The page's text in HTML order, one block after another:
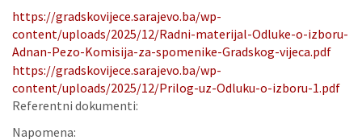
https://gradskovijece.sarajevo.ba/wp-
content/uploads/2025/12/Radni-materijal-Odluke-o-izboru-
Adnan-Pezo-Komisija-za-spomenike-Gradskog-vijeca.pdf
https://gradskovijece.sarajevo.ba/wp-
content/uploads/2025/12/Prilog-uz-Odluku-o-izboru-1.pdf
Referentni dokumenti:
Napomena: